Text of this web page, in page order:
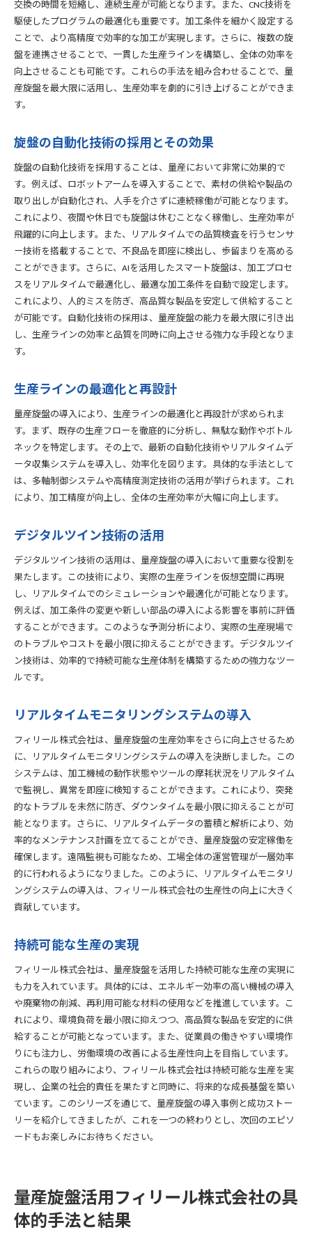
交換の時間を短縮し、連続生産が可能となります。また、CNC技術を
駆使したプログラムの最適化も重要です。加工条件を細かく設定する
ことで、より高精度で効率的な加工が実現します。さらに、複数の旋
盤を連携させることで、一貫した生産ラインを構築し、全体の効率を
向上させることも可能です。これらの手法を組み合わせることで、量
産旋盤を最大限に活用し、生産効率を劇的に引き上げることができま
す。
旋盤の自動化技術の採用とその効果
旋盤の自動化技術を採用することは、量産において非常に効果的で
す。例えば、ロボットアームを導入することで、素材の供給や製品の
取り出しが自動化され、人手を介さずに連続稼働が可能となります。
これにより、夜間や休日でも旋盤は休むことなく稼働し、生産効率が
飛躍的に向上します。また、リアルタイムでの品質検査を行うセンサ
ー技術を搭載することで、不良品を即座に検出し、歩留まりを高める
ことができます。さらに、AIを活用したスマート旋盤は、加工プロセ
スをリアルタイムで最適化し、最適な加工条件を自動で設定します。
これにより、人的ミスを防ぎ、高品質な製品を安定して供給すること
が可能です。自動化技術の採用は、量産旋盤の能力を最大限に引き出
し、生産ラインの効率と品質を同時に向上させる強力な手段となりま
す。
生産ラインの最適化と再設計
量産旋盤の導入により、生産ラインの最適化と再設計が求められま
す。まず、既存の生産フローを徹底的に分析し、無駄な動作やボトル
ネックを特定します。その上で、最新の自動化技術やリアルタイムデ
ータ収集システムを導入し、効率化を図ります。具体的な手法として
は、多軸制御システムや高精度測定技術の活用が挙げられます。これ
により、加工精度が向上し、全体の生産効率が大幅に向上します。
デジタルツイン技術の活用
デジタルツイン技術の活用は、量産旋盤の導入において重要な役割を
果たします。この技術により、実際の生産ラインを仮想空間に再現
し、リアルタイムでのシミュレーションや最適化が可能となります。
例えば、加工条件の変更や新しい部品の導入による影響を事前に評価
することができます。このような予測分析により、実際の生産現場で
のトラブルやコストを最小限に抑えることができます。デジタルツイ
ン技術は、効率的で持続可能な生産体制を構築するための強力なツー
ルです。
リアルタイムモニタリングシステムの導入
フィリール株式会社は、量産旋盤の生産効率をさらに向上させるため
に、リアルタイムモニタリングシステムの導入を決断しました。この
システムは、加工機械の動作状態やツールの摩耗状況をリアルタイム
で監視し、異常を即座に検知することができます。これにより、突発
的なトラブルを未然に防ぎ、ダウンタイムを最小限に抑えることが可
能となります。さらに、リアルタイムデータの蓄積と解析により、効
率的なメンテナンス計画を立てることができ、量産旋盤の安定稼働を
確保します。遠隔監視も可能なため、工場全体の運営管理が一層効率
的に行われるようになりました。このように、リアルタイムモニタリ
ングシステムの導入は、フィリール株式会社の生産性の向上に大きく
貢献しています。
持続可能な生産の実現
フィリール株式会社は、量産旋盤を活用した持続可能な生産の実現に
も力を入れています。具体的には、エネルギー効率の高い機械の導入
や廃棄物の削減、再利用可能な材料の使用などを推進しています。こ
れにより、環境負荷を最小限に抑えつつ、高品質な製品を安定的に供
給することが可能となっています。また、従業員の働きやすい環境作
りにも注力し、労働環境の改善による生産性向上を目指しています。
これらの取り組みにより、フィリール株式会社は持続可能な生産を実
現し、企業の社会的責任を果たすと同時に、将来的な成長基盤を築い
ています。このシリーズを通じて、量産旋盤の導入事例と成功ストー
リーを紹介してきましたが、これを一つの終わりとし、次回のエピソ
ードもお楽しみにお待ちください。
量産旋盤活用フィリール株式会社の具
体的手法と結果